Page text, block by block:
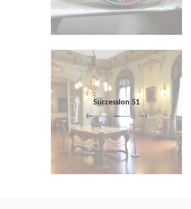
Succession 51